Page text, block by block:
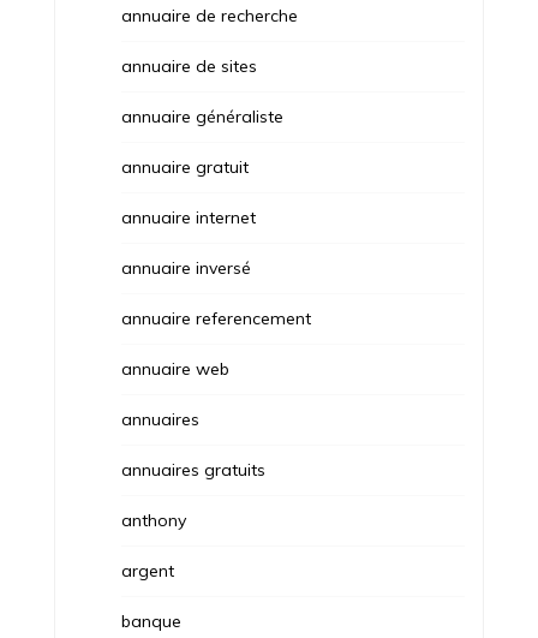
annuaire de recherche
annuaire de sites
annuaire généraliste
annuaire gratuit
annuaire internet
annuaire inversé
annuaire referencement
annuaire web
annuaires
annuaires gratuits
anthony
argent
banque